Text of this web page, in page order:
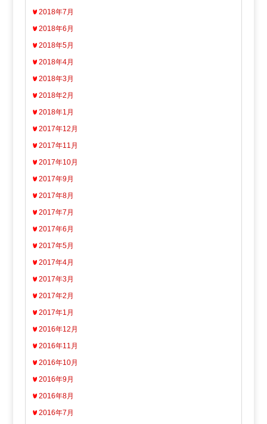
2018年7月
2018年6月
2018年5月
2018年4月
2018年3月
2018年2月
2018年1月
2017年12月
2017年11月
2017年10月
2017年9月
2017年8月
2017年7月
2017年6月
2017年5月
2017年4月
2017年3月
2017年2月
2017年1月
2016年12月
2016年11月
2016年10月
2016年9月
2016年8月
2016年7月